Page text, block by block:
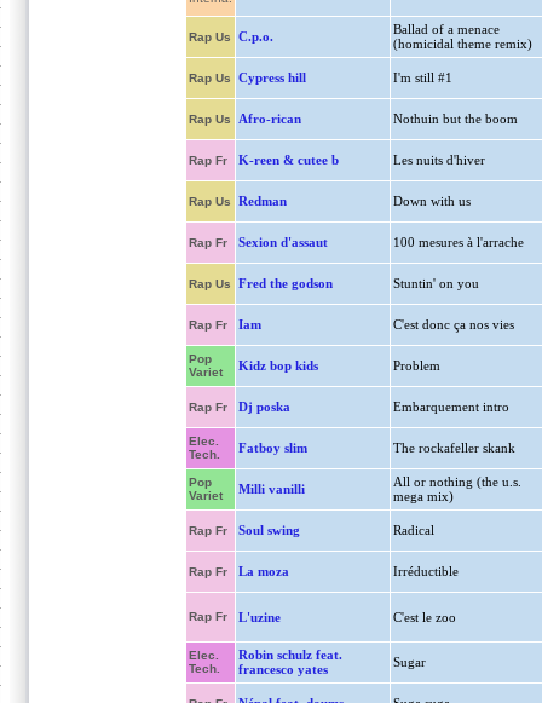
Rap Us C.p.o.
Ballad of a menace
(homicidal theme remix)
Rap Us Cypress hill I'm still #1
Rap Us Afro-rican Nothuin but the boom
Rap Fr K-reen & cutee b Les nuits d'hiver
Rap Us Redman Down with us
Rap Fr Sexion d'assaut 100 mesures à l'arrache
Rap Us Fred the godson Stuntin' on you
Rap Fr Iam C'est donc ça nos vies
Pop
Variet
Kidz bop kids Problem
Rap Fr Dj poska Embarquement intro
Elec.
Tech.
Fatboy slim The rockafeller skank
Pop
Variet
Milli vanilli
All or nothing (the u.s.
mega mix)
Rap Fr Soul swing Radical
Rap Fr La moza Irréductible
Rap Fr L'uzine C'est le zoo
Elec.
Tech.
Robin schulz feat.
francesco yates
Sugar